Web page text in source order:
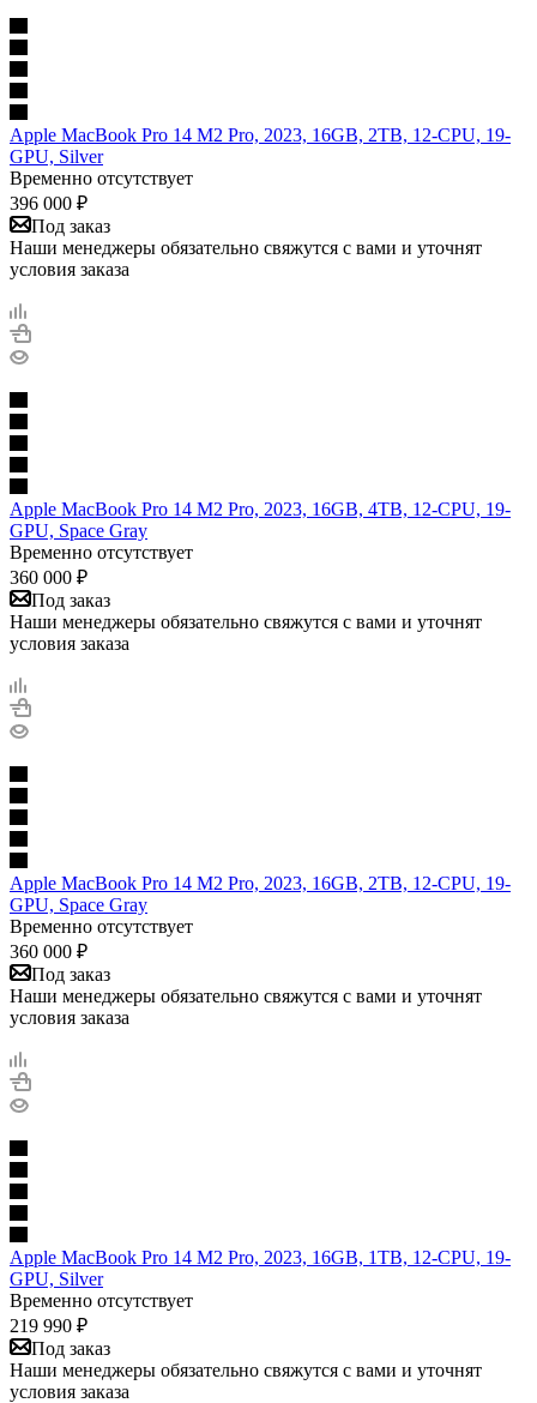
Apple MacBook Pro 14 M2 Pro, 2023, 16GB, 2TB, 12-CPU, 19-
GPU, Silver
Временно отсутствует
396 000 ₽
Под заказ
Наши менеджеры обязательно свяжутся с вами и уточнят
условия заказа
Apple MacBook Pro 14 M2 Pro, 2023, 16GB, 4TB, 12-CPU, 19-
GPU, Space Gray
Временно отсутствует
360 000 ₽
Под заказ
Наши менеджеры обязательно свяжутся с вами и уточнят
условия заказа
Apple MacBook Pro 14 M2 Pro, 2023, 16GB, 2TB, 12-CPU, 19-
GPU, Space Gray
Временно отсутствует
360 000 ₽
Под заказ
Наши менеджеры обязательно свяжутся с вами и уточнят
условия заказа
Apple MacBook Pro 14 M2 Pro, 2023, 16GB, 1TB, 12-CPU, 19-
GPU, Silver
Временно отсутствует
219 990 ₽
Под заказ
Наши менеджеры обязательно свяжутся с вами и уточнят
условия заказа